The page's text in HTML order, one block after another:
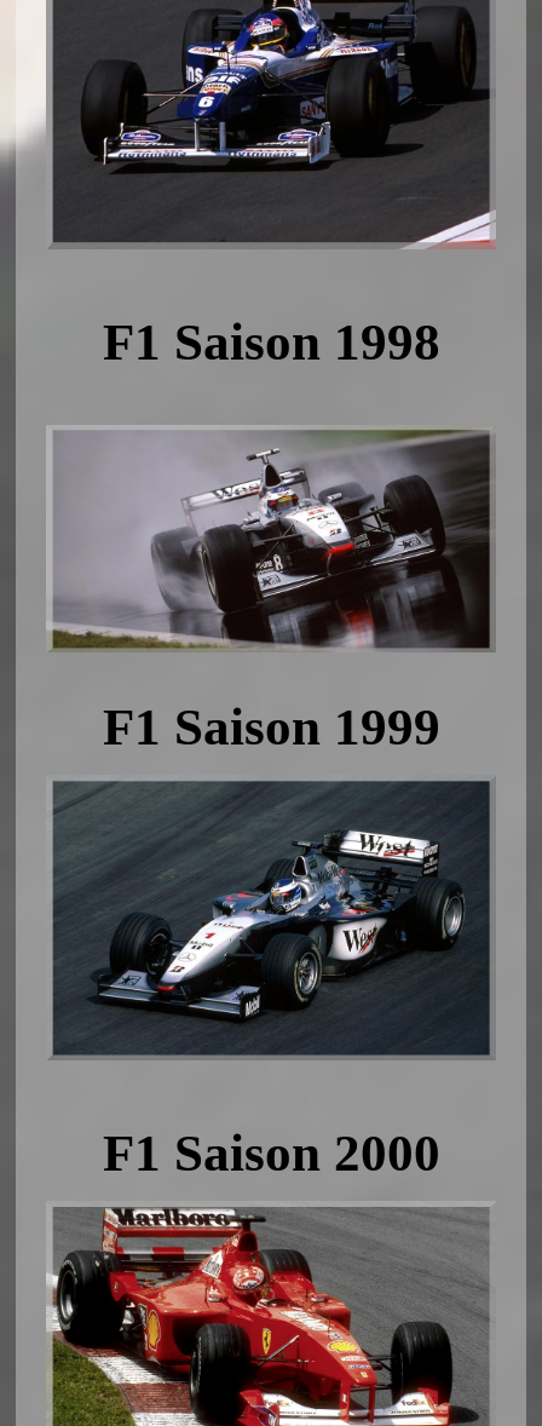
F1 Saison 1998
F1 Saison 1999
F1 Saison 2000